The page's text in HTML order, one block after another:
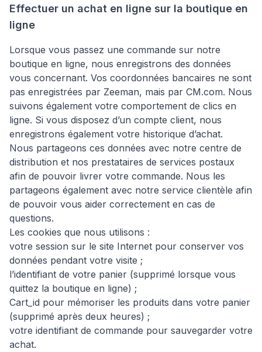
Effectuer un achat en ligne sur la boutique en
ligne
Lorsque vous passez une commande sur notre
boutique en ligne, nous enregistrons des données
vous concernant. Vos coordonnées bancaires ne sont
pas enregistrées par Zeeman, mais par CM.com. Nous
suivons également votre comportement de clics en
ligne. Si vous disposez d’un compte client, nous
enregistrons également votre historique d’achat.
Nous partageons ces données avec notre centre de
distribution et nos prestataires de services postaux
afin de pouvoir livrer votre commande. Nous les
partageons également avec notre service clientèle afin
de pouvoir vous aider correctement en cas de
questions.
Les cookies que nous utilisons :
votre session sur le site Internet pour conserver vos
données pendant votre visite ;
l’identifiant de votre panier (supprimé lorsque vous
quittez la boutique en ligne) ;
Cart_id pour mémoriser les produits dans votre panier
(supprimé après deux heures) ;
votre identifiant de commande pour sauvegarder votre
achat.